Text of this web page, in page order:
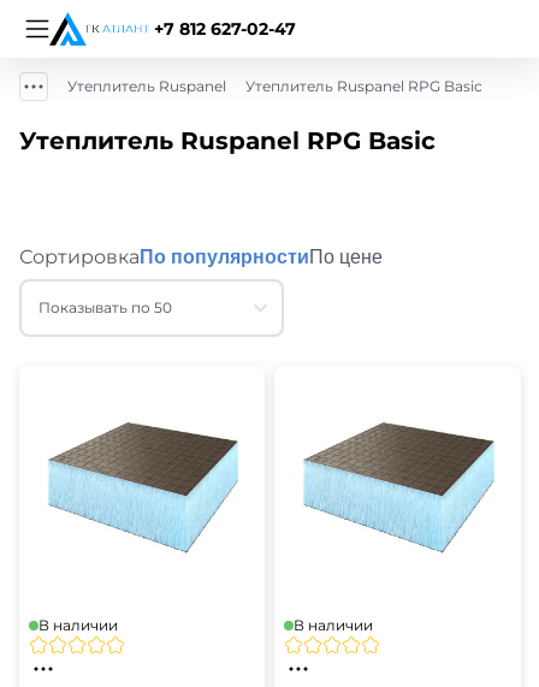
+7 812 627-02-47
Утеплитель Ruspanel Утеплитель Ruspanel RPG Basic
Утеплитель Ruspanel RPG Basic
Сортировка По популярностиПо цене
Показывать по 50
В наличии В наличии